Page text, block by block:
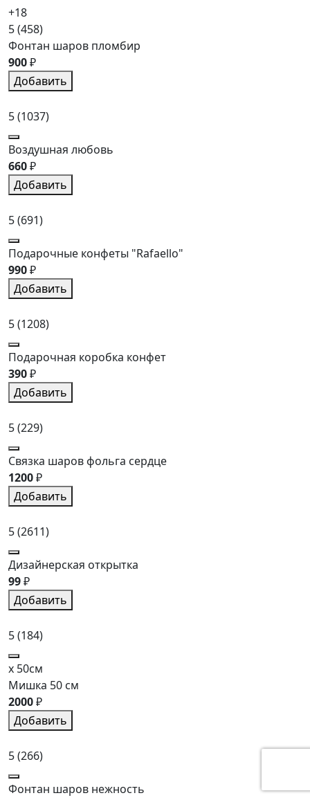
+18
5(458)
Фонтан шаров пломбир
900₽
Добавить
5(1037)
Воздушная любовь
660₽
Добавить
5(691)
Подарочные конфеты "Rafaello"
990₽
Добавить
5(1208)
Подарочная коробка конфет
390₽
Добавить
5(229)
Связка шаров фольга сердце
1200₽
Добавить
5(2611)
Дизайнерская открытка
99₽
Добавить
5(184)
x 50см
Мишка 50 см
2000₽
Добавить
5(266)
Фонтан шаров нежность